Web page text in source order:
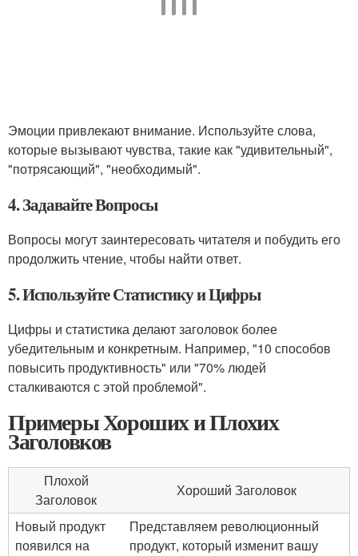
Эмоции привлекают внимание. Используйте слова,
которые вызывают чувства, такие как "удивительный",
"потрясающий", "необходимый".
4. Задавайте Вопросы
Вопросы могут заинтересовать читателя и побудить его
продолжить чтение, чтобы найти ответ.
5. Используйте Статистику и Цифры
Цифры и статистика делают заголовок более
убедительным и конкретным. Например, "10 способов
повысить продуктивность" или "70% людей
сталкиваются с этой проблемой".
Примеры Хороших и Плохих
Заголовков
Плохой
Заголовок
Хороший Заголовок
Новый продукт
появился на
Представляем революционный
продукт, который изменит вашу